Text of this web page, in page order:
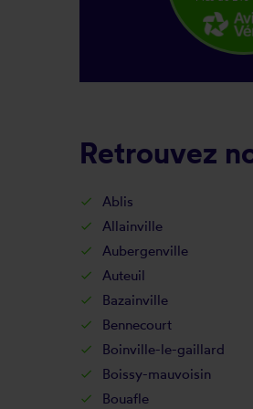
Retrouvez
Ablis
Allainville
Aubergenville
Auteuil
Bazainville
Bennecourt
Boinville-le-gaillard
Boissy-mauvoisin
Bouafle